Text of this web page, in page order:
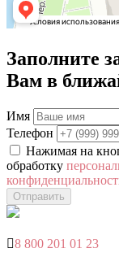
Заполните
Вам в
Имя
Телефон
Нажимая на
обработку
Отправить
8 800 201 01 23